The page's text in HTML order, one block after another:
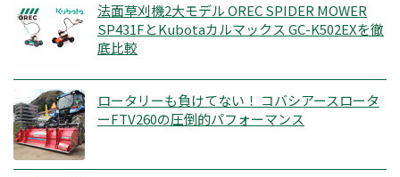
法面草刈機2大モデル OREC SPIDER MOWER
SP431FとKubotaカルマックス GC-K502EXを徹
底比較
ロータリーも負けてない！ コバシアースロータ
ーFTV260の圧倒的パフォーマンス